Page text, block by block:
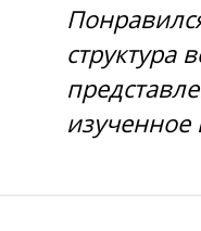
структура
изученное